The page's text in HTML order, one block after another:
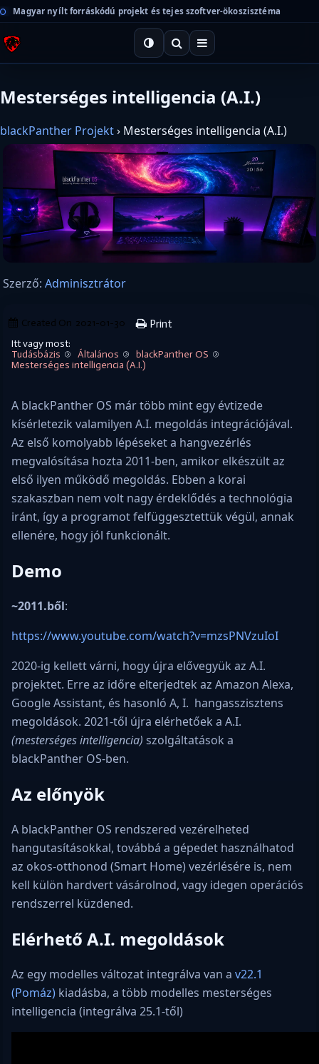
Magyar nyílt forráskódú projekt és tejes szoftver-ökoszisztéma
Mesterséges intelligencia (A.I.)
blackPanther Projekt› Mesterséges intelligencia (A.I.)
Szerző: Adminisztrátor
Created On 2021-01-30 Print
Itt vagy most:
Tudásbázis
Általános
blackPanther OS
Mesterséges intelligencia (A.I.)
A blackPanther OS már több mint egy évtizede
kísérletezik valamilyen A.I. megoldás integrációjával.
Az első komolyabb lépéseket a hangvezérlés
megvalósítása hozta 2011-ben, amikor elkészült az
első ilyen működő megoldás. Ebben a korai
szakaszban nem volt nagy érdeklődés a technológia
iránt, így a programot felfüggesztettük végül, annak
ellenére, hogy jól funkcionált.
Demo
~2011.ből:
https://www.youtube.com/watch?v=mzsPNVzuIoI
2020-ig kellett várni, hogy újra elővegyük az A.I.
projektet. Erre az időre elterjedtek az Amazon Alexa,
Google Assistant, és hasonló A, I. hangasszisztens
megoldások. 2021-től újra elérhetőek a A.I.
(mesterséges intelligencia) szolgáltatások a
blackPanther OS-ben.
Az előnyök
A blackPanther OS rendszered vezérelheted
hangutasításokkal, továbbá a gépedet használhatod
az okos-otthonod (Smart Home) vezérlésére is, nem
kell külön hardvert vásárolnod, vagy idegen operációs
rendszerrel küzdened.
Elérhető A.I. megoldások
Az egy modelles változat integrálva van a v22.1
(Pomáz) kiadásba, a több modelles mesterséges
intelligencia (integrálva 25.1-től)